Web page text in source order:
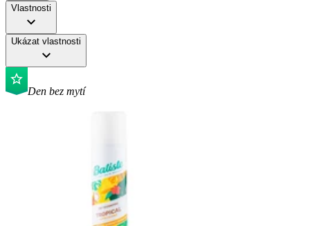
Vlastnosti
Ukázat vlastnosti
Den bez mytí